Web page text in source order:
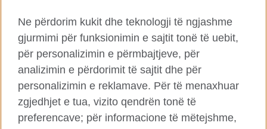
Facebook Twitter
Flickr TikTok
Këshilli Britanik Globalisht
Ne përdorim kukit dhe teknologji të ngjashme
gjurmimi për funksionimin e sajtit tonë të uebit,
për personalizimin e përmbajtjeve, për
analizimin e përdorimit të sajtit dhe për
personalizimin e reklamave. Për të menaxhuar
zgjedhjet e tua, vizito qendrën tonë të
preferencave; për informacione të mëtejshme,